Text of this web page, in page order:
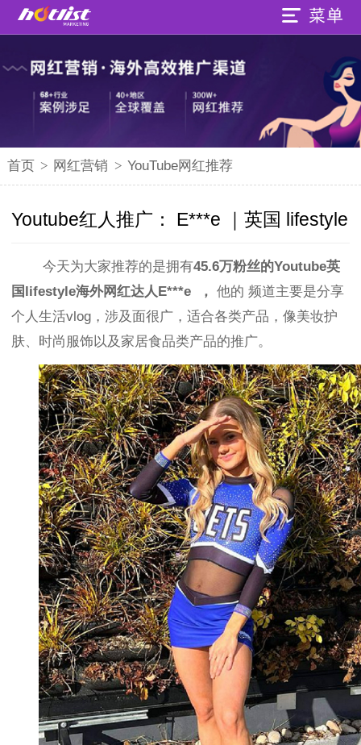
首页 > 网红营销 > YouTube网红推荐
Youtube红人推广： E***e ｜英国 lifestyle
今天为大家推荐的是拥有45.6万粉丝的Youtube英
国lifestyle海外网红达人E***e
， 他的 频道主要是分享
个人生活vlog，涉及面很广， 适合各类产品，像美妆护
肤、时尚服饰以及家居食品类产品的推广。